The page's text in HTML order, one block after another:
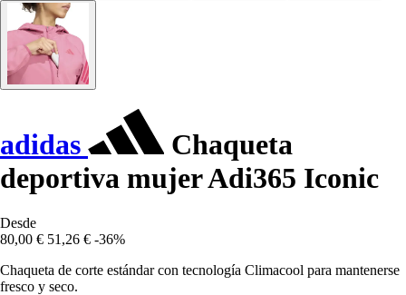
adidas
Chaqueta
deportiva mujer Adi365 Iconic
Desde
80,00 € 51,26 € -36%
Chaqueta de corte estándar con tecnología Climacool para mantenerse
fresco y seco.